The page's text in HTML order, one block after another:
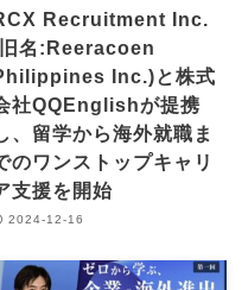
Recruitment Inc.
名:Reeracoen
Inc.)と株式
社QQEnglishが提携
、留学から海外就職ま
のワンストップキャリ
支援を開始
2024-12-16